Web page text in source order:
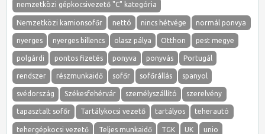
nemzetközi gépkocsivezető "C" kategória
Nemzetközi kamionsofőr nettó nincs hétvége normál ponvya
nyerges nyerges billencs olasz pálya Otthon pest megye
polgárdi pontos fizetés ponyva ponyvás Portugál
rendszer részmunkaidő sofőr sofőrállás spanyol
svédország Székesfehérvár személyszállító szerelvény
tapasztalt sofőr Tartálykocsi vezető tartályos teherautó
tehergépkocsi vezető Teljes munkaidő TGK UK unio